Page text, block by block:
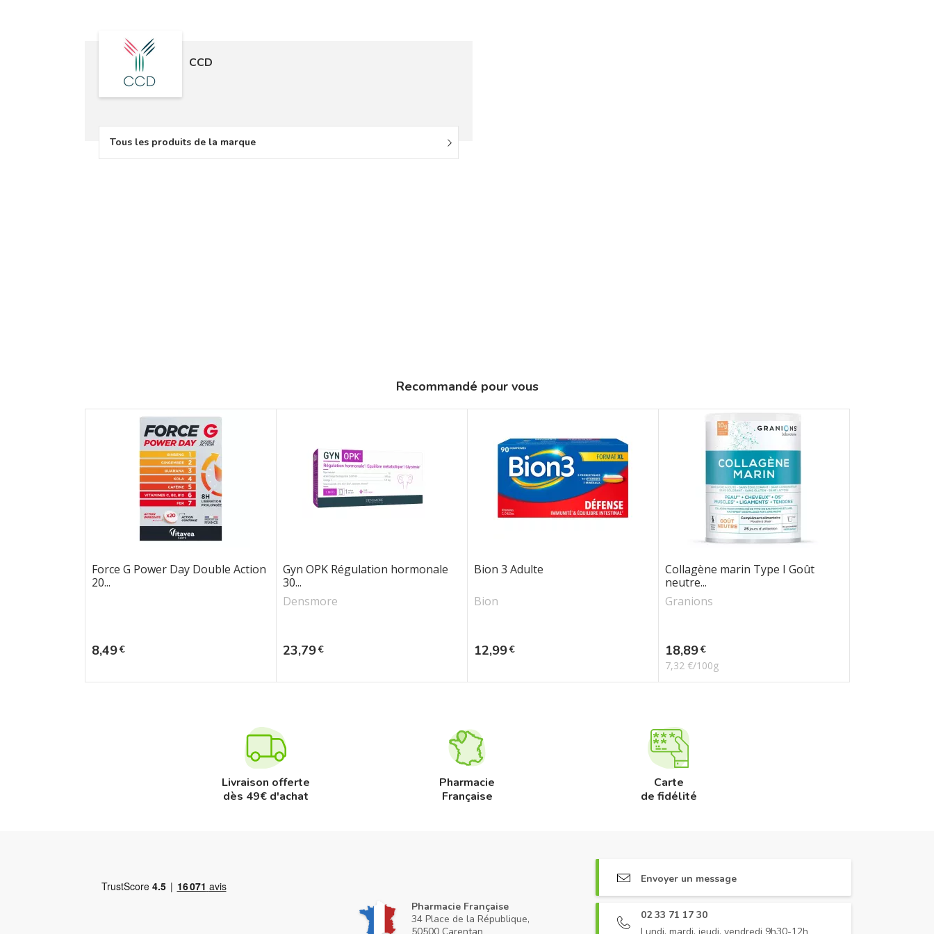
CCD
Tous les produits de la marque
Recommandé pour vous
Force G Power Day Double Action
20...
Prix
8,49€
Gyn OPK Régulation hormonale
30...
Densmore
Prix
23,79€
Bion 3 Adulte
Bion
Prix
12,99€
Collagène marin Type I Goût
neutre...
Granions
Prix
18,89€
7,32 €/100g
Livraison offerte
dès 49€ d'achat
Pharmacie
Française
Carte
de fidélité
Pharmacie Française
34 Place de la République,
50500 Carentan
Envoyer un message
02 33 71 17 30